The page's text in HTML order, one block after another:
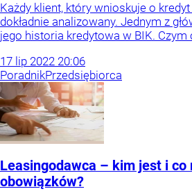
Każdy klient, który wnioskuje o
dokładnie analizowany. Jednym z
jego historia kredytowa w BIK. Czym
17 lip 2022 20:06
PoradnikPrzedsiębiorca
Leasingodawca – kim jest i co
obowiązków?